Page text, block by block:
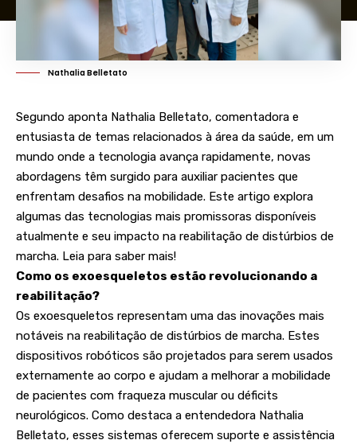
Nathalia Belletato
Segundo aponta Nathalia Belletato, comentadora e
entusiasta de temas relacionados à área da saúde, em um
mundo onde a tecnologia avança rapidamente, novas
abordagens têm surgido para auxiliar pacientes que
enfrentam desafios na mobilidade. Este artigo explora
algumas das tecnologias mais promissoras disponíveis
atualmente e seu impacto na reabilitação de distúrbios de
marcha. Leia para saber mais!
Como os exoesqueletos estão revolucionando a
reabilitação?
Os exoesqueletos representam uma das inovações mais
notáveis na reabilitação de distúrbios de marcha. Estes
dispositivos robóticos são projetados para serem usados
externamente ao corpo e ajudam a melhorar a mobilidade
de pacientes com fraqueza muscular ou déficits
neurológicos. Como destaca a entendedora Nathalia
Belletato, esses sistemas oferecem suporte e assistência